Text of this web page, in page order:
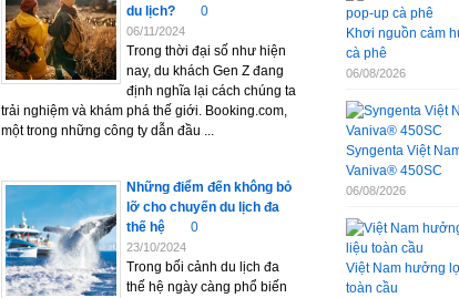
du lịch?
0
06/11/2024
Trong thời đại số như hiện
nay, du khách Gen Z đang
định nghĩa lại cách chúng ta
trải nghiệm và khám phá thế giới. Booking.com,
một trong những công ty dẫn đầu ...
Những điểm đến không bỏ
lỡ cho chuyến du lịch đa
thế hệ
0
23/10/2024
Trong bối cảnh du lịch đa
thế hệ ngày càng phổ biến
Khơi nguồn cảm
cà phê
06/08/2026
Syngenta Việt
Vaniva® 450SC
06/08/2026
Việt Nam hưởng
toàn cầu